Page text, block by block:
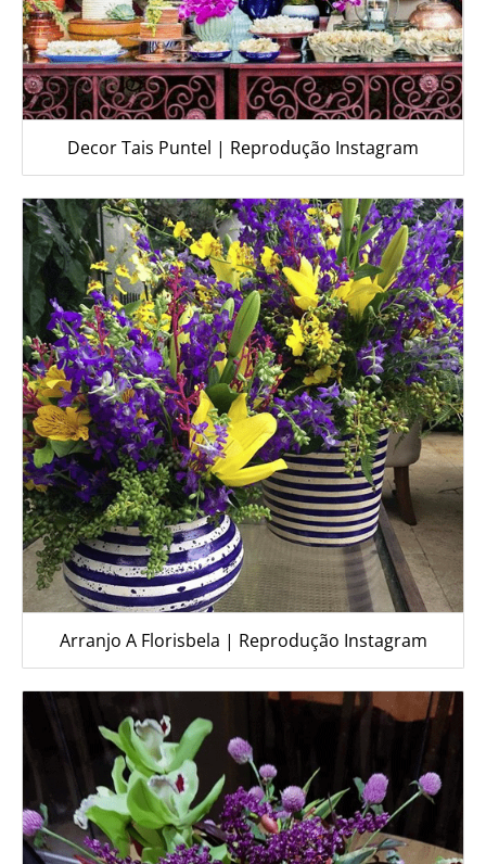
Decor Tais Puntel | Reprodução Instagram
Arranjo A Florisbela | Reprodução Instagram